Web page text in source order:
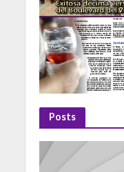
Posts